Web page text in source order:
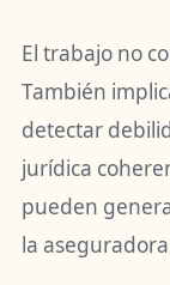
El trabajo no
También
detectar
jurídica
pueden
la